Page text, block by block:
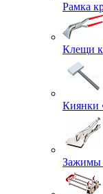
Рамка
Клещи
Киянки
Зажимы